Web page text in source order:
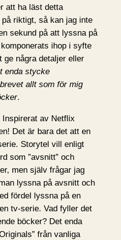
att ha läst detta
riktigt, så kan jag inte
sekund på att lyssna på
ihop i syfte
ge några detaljer eller
enda stycke
allt som för mig
.
av Netflix
Det är bara det att en
Storytel vill enligt
som ”avsnitt” och
men själv frågar jag
lyssna på avsnitt och
fördel lyssna på en
tv-serie. Vad fyller det
böcker? Det enda
från vanliga